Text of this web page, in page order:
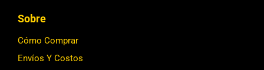
Sobre
Cómo Comprar
Envíos Y Costos